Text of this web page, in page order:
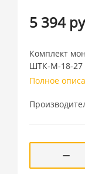
5 394
Комплект
ШТК-М-18-27
Полное